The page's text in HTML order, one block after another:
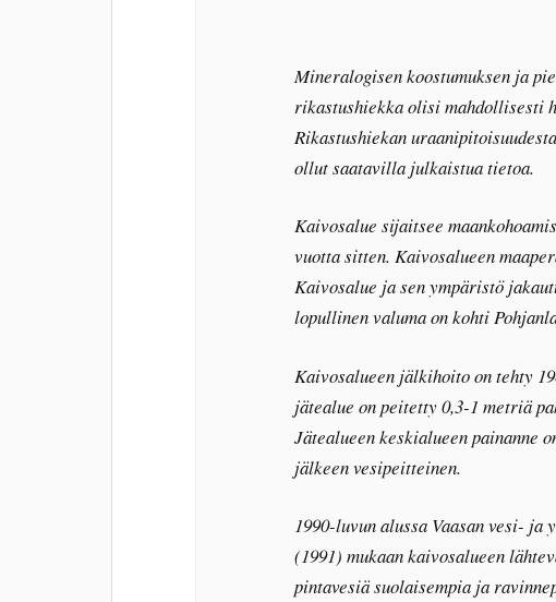
Mineralogisen koostumuksen ja
rikastushiekka olisi mahdollisesti
Rikastushiekan
ollut saatavilla julkaistua tietoa.
Kaivosalue sijaitsee
vuotta sitten. Kaivosalueen
Kaivosalue ja sen ympäristö
lopullinen valuma on kohti
Kaivosalueen jälkihoito on tehty
jätealue on peitetty 0,3-1 metriä
Jätealueen keskialueen painanne
jälkeen vesipeitteinen.
1990-luvun alussa Vaasan vesi-
(1991) mukaan kaivosalueen
pintavesiä suolaisempia ja